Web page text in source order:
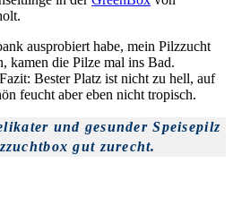
ausprobiert habe, mein Pilzzucht
kamen die Pilze mal ins Bad.
Bester Platz ist nicht zu hell, auf
feucht aber eben nicht tropisch.
und gesunder Speisepilz
gut zurecht.